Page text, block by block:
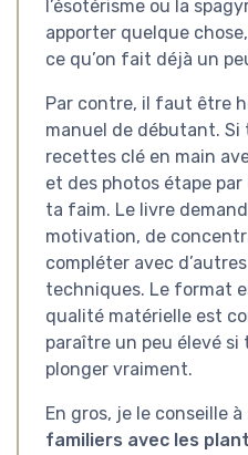
l’ésotérisme ou la
apporter quelque
ce qu’on fait déjà un
Par contre, il faut être
manuel de débutant. Si
recettes clé en main
et des photos étape
ta faim. Le livre
motivation, de
compléter avec
techniques. Le format
qualité matérielle est
paraître un peu élevé si
plonger vraiment.
En gros, je le conseille à
familiers avec les